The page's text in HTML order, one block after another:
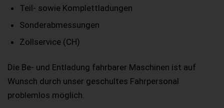
Teil- sowie Komplettladungen
Sonderabmessungen
Zollservice (CH)
Die Be- und Entladung fahrbarer Maschinen ist auf
Wunsch durch unser geschultes Fahrpersonal
problemlos möglich.